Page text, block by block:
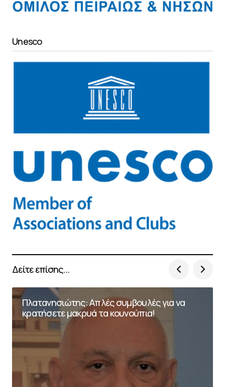
Unesco
Δείτε επίσης...
Πλατανησιώτης: Απλές συμβουλές για να
κρατήσετε μακρυά τα κουνούπια!